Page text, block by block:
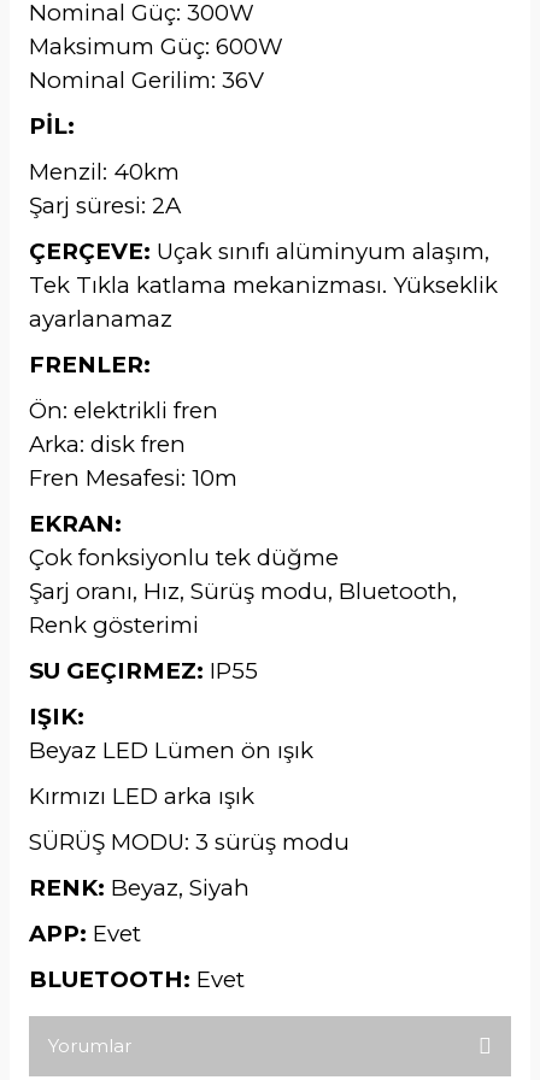
Nominal Güç: 300W
Maksimum Güç: 600W
Nominal Gerilim: 36V
PİL:
Menzil: 40km
Şarj süresi: 2A
ÇERÇEVE: Uçak sınıfı alüminyum alaşım,
Tek Tıkla katlama mekanizması. Yükseklik
ayarlanamaz
FRENLER:
Ön: elektrikli fren
Arka: disk fren
Fren Mesafesi: 10m
EKRAN:
Çok fonksiyonlu tek düğme
Şarj oranı, Hız, Sürüş modu, Bluetooth,
Renk gösterimi
SU GEÇIRMEZ: IP55
IŞIK:
Beyaz LED Lümen ön ışık
Kırmızı LED arka ışık
SÜRÜŞ MODU: 3 sürüş modu
RENK: Beyaz, Siyah
APP: Evet
BLUETOOTH: Evet
Yorumlar